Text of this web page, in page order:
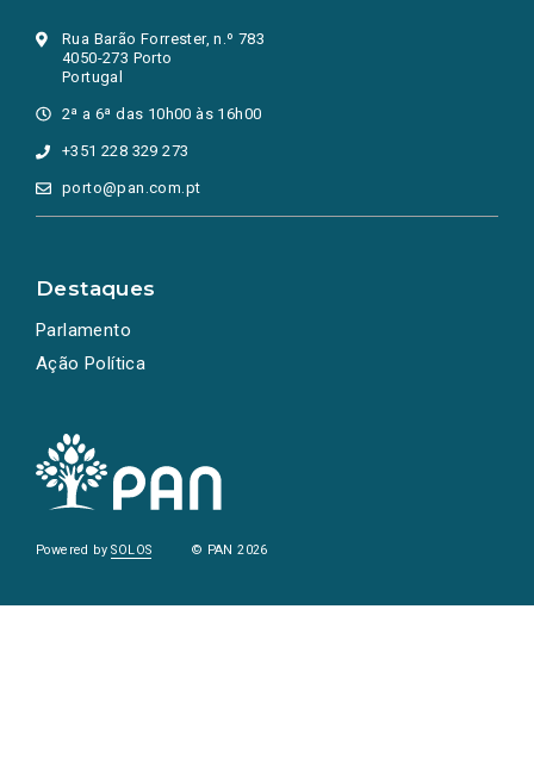
Rua Barão Forrester, n.º 783
4050-273 Porto
Portugal
2ª a 6ª das 10h00 às 16h00
+351 228 329 273
porto@pan.com.pt
Destaques
Parlamento
Ação Política
Powered bySOLOS © PAN 2026